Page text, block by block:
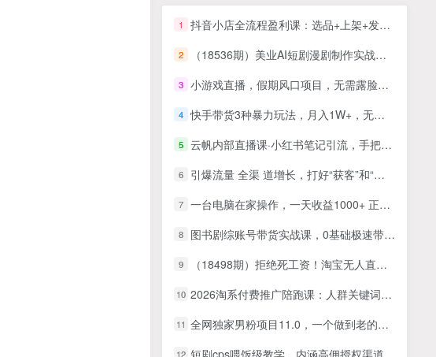
1 抖音小店全流程盈利课：选品+上架+发货+流量全环节拆解，单店利润破3万
2 （18536期）美业AI短剧漫剧制作实战课：生图技巧+对话生成+视频合成，赋能实体门店线上获客
3 小游戏直播，假期风口项目，无需露脸，小白每天三小时，到账3000+
4 快手带货3种暴力玩法，月入1W+，无需直播、无需囤货、无需拉人推广，适合普通人副业项目
5 云帆内部直播课·小红书笔记引流，手把手从0-1全流程
6 引爆流量 全渠 道增长，打好“获客”和“增长”的组合拳-26节
7 一台电脑在家操作，一天收益1000+ 正规项目，懒人勿扰
8 图书剧综账号带货实战课，0基础极速带货，从0到1搭建一个图书剧综账号
9 （18498期）拒绝死工资！淘宝无人直播，让你睡觉都在进账
10 2026淘系付费推广陪跑课：人群关键词全站计划搭建，爆款单品全链路投放诊断教学
11 全网独家男粉项目11.0，一个做到老的项目，完整SOP·视频到变现·傻瓜式操作
12 短剧cps喂饭级教学，内涵高佣授权渠道